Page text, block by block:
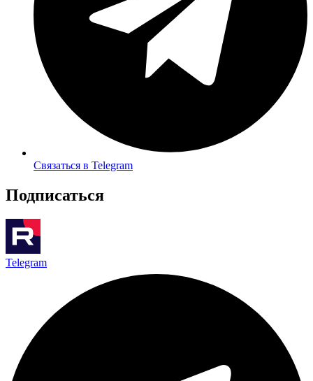
Связаться в Telegram
Подписаться
Telegram